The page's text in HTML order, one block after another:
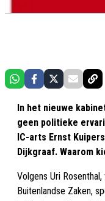
In het nieuwe
geen politieke
IC-arts Ernst
Dijkgraaf. Waarom
Volgens Uri
Buitenlandse Zaken,